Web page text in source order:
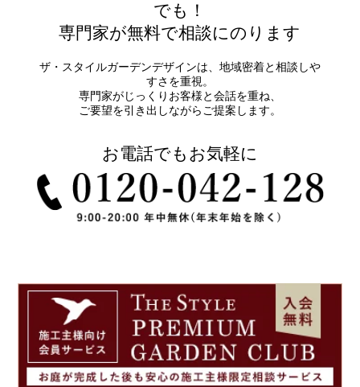
でも！
専門家が無料で相談にのります
ザ・スタイルガーデンデザインは、地域密着と相談しや
すさを重視。
専門家がじっくりお客様と会話を重ね、
ご要望を引き出しながらご提案します。
お電話でもお気軽に